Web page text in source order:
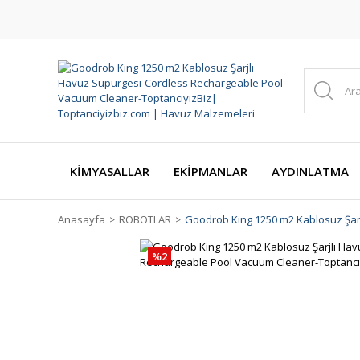
KİMYASALLAR EKİPMANLAR AYDINLATMA
Anasayfa ROBOTLAR Goodrob King 1250 m2 Kablosuz
%2